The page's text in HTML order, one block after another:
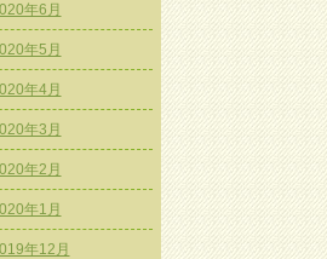
年6月
年5月
年4月
年3月
年2月
年1月
年12月